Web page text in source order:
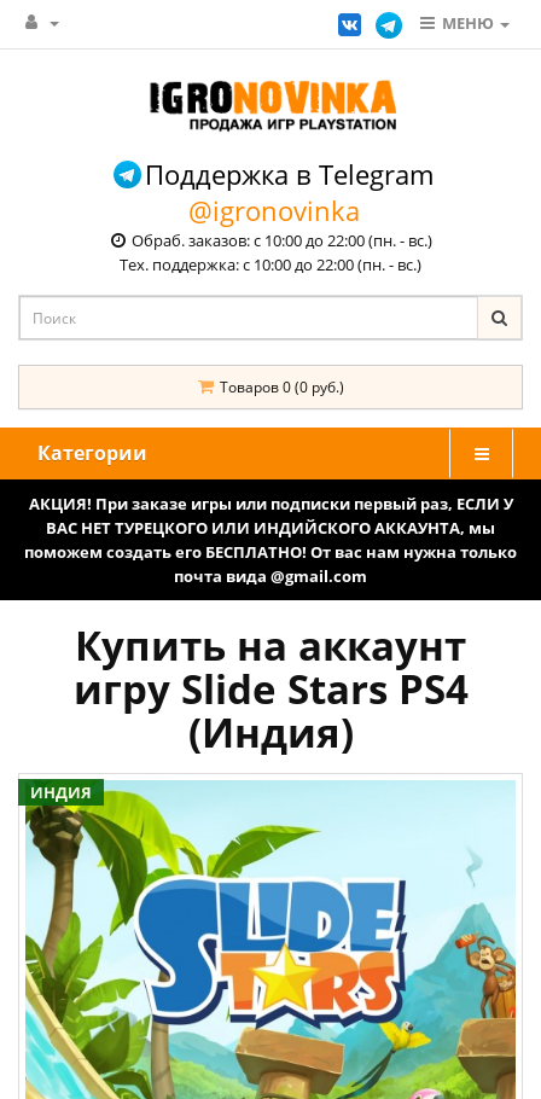
МЕНЮ
Поддержка в Telegram
@igronovinka
Обраб. заказов: с 10:00 до 22:00 (пн. - вс.)
Тех. поддержка: с 10:00 до 22:00 (пн. - вс.)
Товаров 0 (0 руб.)
Категории
АКЦИЯ! При заказе игры или подписки первый раз, ЕСЛИ У
ВАС НЕТ ТУРЕЦКОГО ИЛИ ИНДИЙСКОГО АККАУНТА, мы
поможем создать его БЕСПЛАТНО! От вас нам нужна только
почта вида @gmail.com
Купить на аккаунт
игру Slide Stars PS4
(Индия)
ИНДИЯ